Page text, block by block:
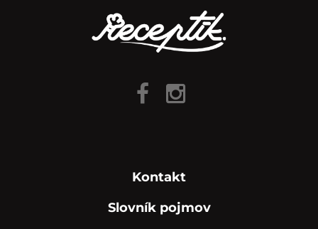
Kontakt
Slovník pojmov